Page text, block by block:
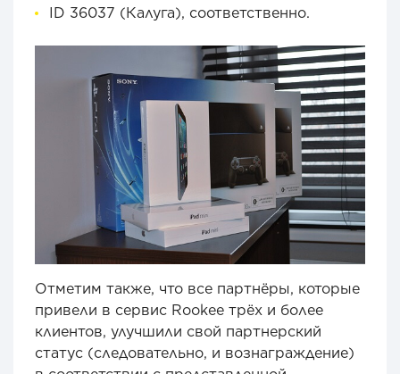
ID 36037 (Калуга), соответственно.
Отметим также, что все партнёры, которые
привели в сервис Rookee трёх и более
клиентов, улучшили свой партнерский
статус (следовательно, и вознаграждение)